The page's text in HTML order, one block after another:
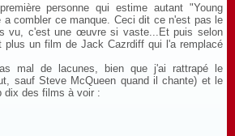
personne qui estime autant "Young
combler ce manque. Ceci dit ce n'est pas le
vu, c'est une œuvre si vaste...Et puis selon
plus un film de Jack Cazrdiff qui l'a remplacé
mal de lacunes, bien que j'ai rattrapé le
sauf Steve McQueen quand il chante) et le
dix des films à voir :